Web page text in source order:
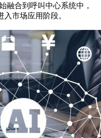
融合到呼叫中心系统中，
市场应用阶段。